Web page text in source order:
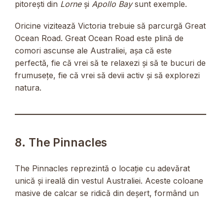
pitorești din Lorneși Apollo Baysunt exemple.
Oricine vizitează Victoria trebuie să parcurgă Great
Ocean Road. Great Ocean Road este plină de
comori ascunse ale Australiei, așa că este
perfectă, fie că vrei să te relaxezi și să te bucuri de
frumusețe, fie că vrei să devii activ și să explorezi
natura.
8. The Pinnacles
The Pinnacles reprezintă o locație cu adevărat
unică și ireală din vestul Australiei. Aceste coloane
masive de calcar se ridică din deșert, formând un